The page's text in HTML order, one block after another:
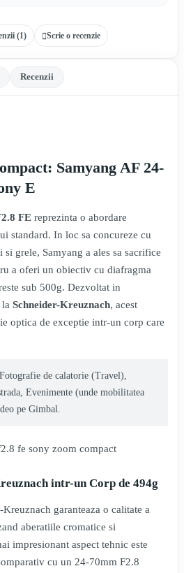
(1 ) Scrie o recenzie
Recenzii
Samyang AF 24-
E
FE reprezinta o abordare
standard. In loc sa concureze cu
grele, Samyang a ales sa sacrifice
a oferi un obiectiv cu diafragma
sub 500g. Dezvoltat in
Schneider-Kreuznach, acest
optica de exceptie intr-un corp care
Fotografie de calatorie (Travel),
Evenimente (unde mobilitatea
pe Gimbal.
intr-un Corp de 494g
garanteaza o calitate a
aberatiile cromatice si
impresionant aspect tehnic este
cu un 24-70mm F2.8